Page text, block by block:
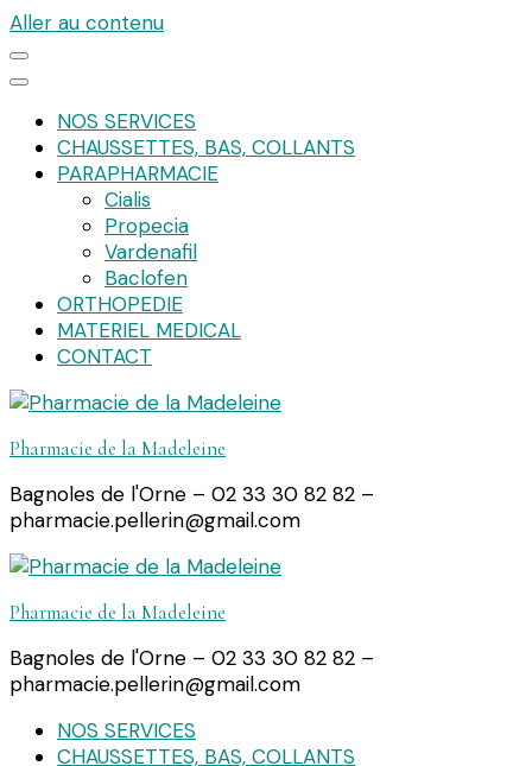
Aller au contenu
NOS SERVICES
CHAUSSETTES, BAS, COLLANTS
PARAPHARMACIE
Cialis
Propecia
Vardenafil
Baclofen
ORTHOPEDIE
MATERIEL MEDICAL
CONTACT
Pharmacie de la Madeleine
Bagnoles de l'Orne – 02 33 30 82 82 –
pharmacie.pellerin@gmail.com
Pharmacie de la Madeleine
Bagnoles de l'Orne – 02 33 30 82 82 –
pharmacie.pellerin@gmail.com
NOS SERVICES
CHAUSSETTES, BAS, COLLANTS